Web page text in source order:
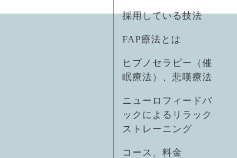
採用している技法
FAP療法とは
ヒプノセラピー（催
眠療法）、悲嘆療法
ニューロフィードバ
ックによるリラック
ストレーニング
コース、料金